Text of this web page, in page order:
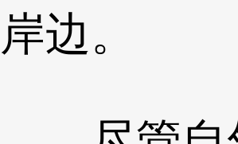
岸边。